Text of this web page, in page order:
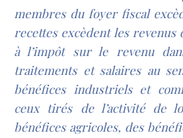
membres du foyer fiscal
recettes excèdent les
à l’impôt sur le revenu
traitements et salaires au
bénéfices industriels et
ceux tirés de l’activité de
bénéfices agricoles, des